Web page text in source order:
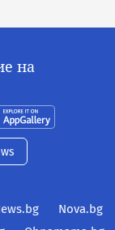
на
Nova.bg